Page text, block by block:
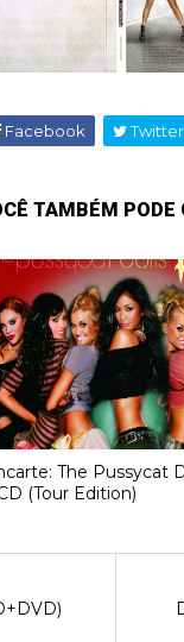
Facebook Twitter
TAMBÉM PODE
The Pussycat
(Tour Edition)